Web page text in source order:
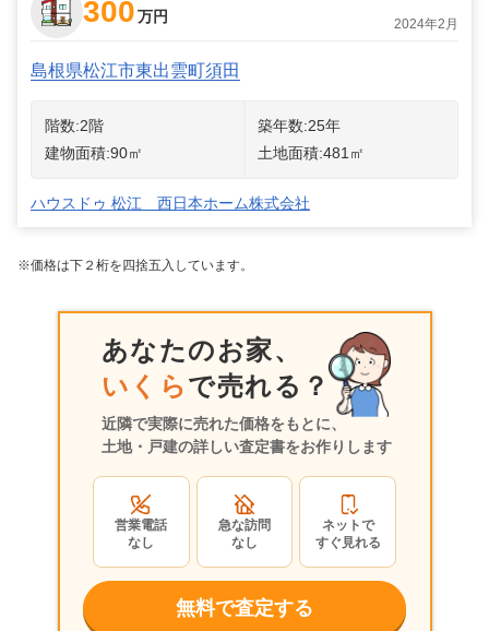
300万円 2024年2月
島根県松江市東出雲町須田
階数:2階 築年数:25年
建物面積:90㎡ 土地面積:481 ㎡
ハウスドゥ 松江 西日本ホーム株式会社
※価格は下２桁を四捨五入しています。
あなたのお家、
いくらで売れる？
近隣で実際に売れた価格をもとに、
土地・戸建の詳しい査定書をお作りします
営業電話
なし
急な訪問
なし
ネットで
すぐ見れる
無料で査定する